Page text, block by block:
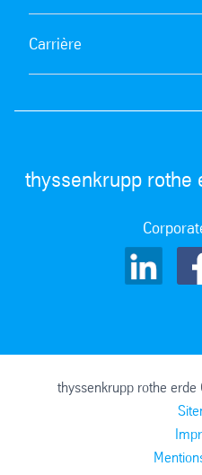
Carrière
thyssenkrupp rothe
thyssenkrupp rothe